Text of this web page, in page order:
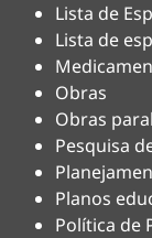
Lista de
Lista de
Obras
Obras
Pesquisa
Planos
Política de